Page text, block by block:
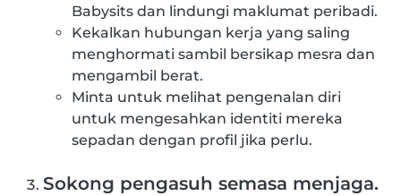
Babysits dan lindungi maklumat peribadi.
Kekalkan hubungan kerja yang saling
menghormati sambil bersikap mesra dan
mengambil berat.
Minta untuk melihat pengenalan diri
untuk mengesahkan identiti mereka
sepadan dengan profil jika perlu.
Sokong pengasuh semasa menjaga.